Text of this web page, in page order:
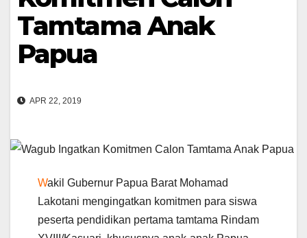
Tamtama Anak
Papua
APR 22, 2019
Wakil Gubernur Papua Barat Mohamad
Lakotani mengingatkan komitmen para siswa
peserta pendidikan pertama tamtama Rindam